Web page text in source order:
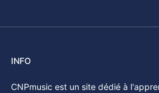
INFO
CNPmusic est un site dédié à